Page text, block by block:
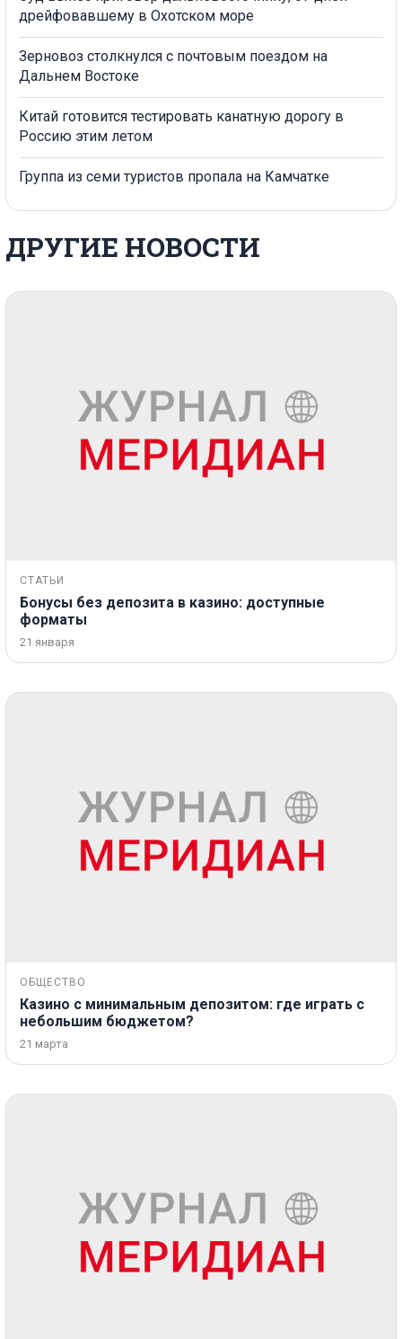
дрейфовавшему в Охотском море
Зерновоз столкнулся с почтовым поездом на
Дальнем Востоке
Китай готовится тестировать канатную дорогу в
Россию этим летом
Группа из семи туристов пропала на Камчатке
ДРУГИЕ НОВОСТИ
СТАТЬИ
Бонусы без депозита в казино: доступные
форматы
21 января
ОБЩЕСТВО
Казино с минимальным депозитом: где играть с
небольшим бюджетом?
21 марта